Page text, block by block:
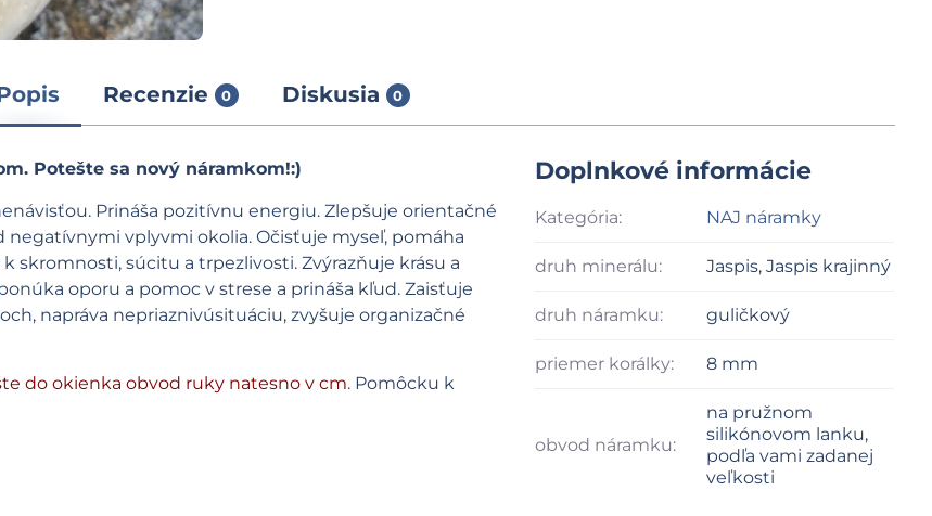
Recenzie 0 Diskusia 0
Potešte sa nový náramkom!:)
Prináša pozitívnu energiu. Zlepšuje orientačné
vplyvmi okolia. Očisťuje myseľ, pomáha
skromnosti, súcitu a trpezlivosti. Zvýrazňuje krásu a
oporu a pomoc v strese a prináša kľud. Zaisťuje
napráva nepriaznivúsituáciu, zvyšuje organizačné
do okienka obvod ruky natesno v cm. Pomôcku k
Doplnkové informácie
Kategória: NAJ náramky
druh minerálu: Jaspis, Jaspis krajinný
druh náramku: guličkový
priemer korálky: 8 mm
obvod náramku:
na pružnom
silikónovom lanku,
podľa vami zadanej
veľkosti